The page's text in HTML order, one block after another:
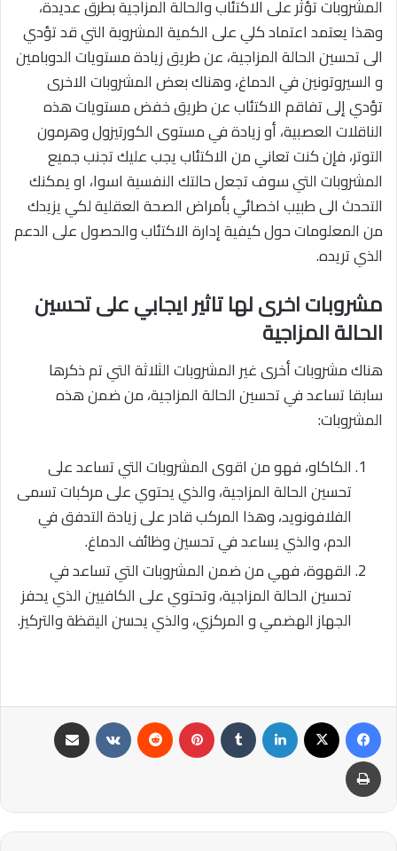
المشروبات تؤثر على الاكتئاب والحالة المزاجية بطرق عديدة،
وهذا يعتمد اعتماد كلي على الكمية المشروبة التي قد تؤدي
الى تحسين الحالة المزاجية، عن طريق زيادة مستويات الدوبامين
و السيروتونين في الدماغ، وهناك بعض المشروبات الاخرى
تؤدي إلى تفاقم الاكتئاب عن طريق خفض مستويات هذه
الناقلات العصبية، أو زيادة في مستوى الكورتيزول وهرمون
التوتر، فإن كنت تعاني من الاكتئاب يجب عليك تجنب جميع
المشروبات التي سوف تجعل حالتك النفسية اسوا، او يمكنك
التحدث الى طبيب اخصائي بأمراض الصحة العقلية لكي يزيدك
من المعلومات حول كيفية إدارة الاكتئاب والحصول على الدعم
الذي تريده.
مشروبات اخرى لها تاثير ايجابي على تحسين
الحالة المزاجية
هناك مشروبات أخرى غير المشروبات الثلاثة التي تم ذكرها
سابقا تساعد في تحسين الحالة المزاجية، من ضمن هذه
المشروبات:
الكاكاو، فهو من اقوى المشروبات التي تساعد على
تحسين الحالة المزاجية، والذي يحتوي على مركبات تسمى
الفلافونويد، وهذا المركب قادر على زيادة التدفق في
الدم، والذي يساعد في تحسين وظائف الدماغ.
القهوة، فهي من ضمن المشروبات التي تساعد في
تحسين الحالة المزاجية، وتحتوي على الكافيين الذي يحفز
الجهاز الهضمي و المركزي، والذي يحسن اليقظة والتركيز.